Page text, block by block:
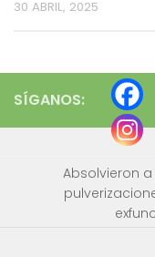
30 ABRIL, 2025
SÍGANOS:
Absolvieron